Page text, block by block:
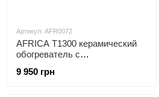
Артикул: AFR0072
AFRICA T1300 керамический
обогреватель с
9 950 грн